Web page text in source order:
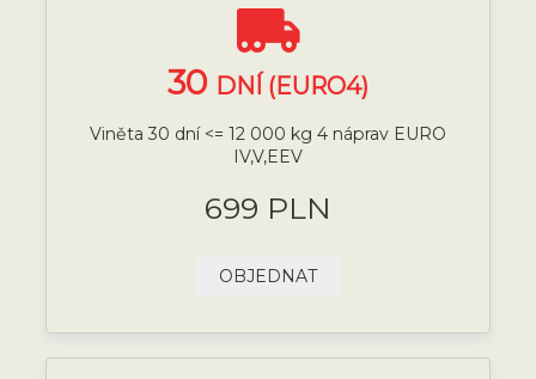
30 DNÍ (EURO4)
Viněta 30 dní <= 12 000 kg 4 náprav EURO
IV,V,EEV
699 PLN
OBJEDNAT